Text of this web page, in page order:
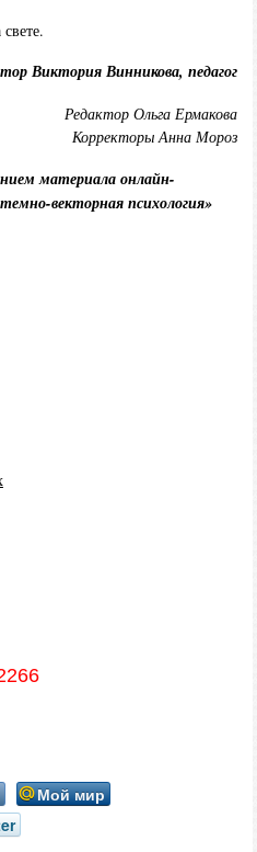
Виктория Винникова, педагог
Редактор Ольга Ермакова
Корректоры Анна Мороз
материала онлайн-
векторная психология»
Мой мир